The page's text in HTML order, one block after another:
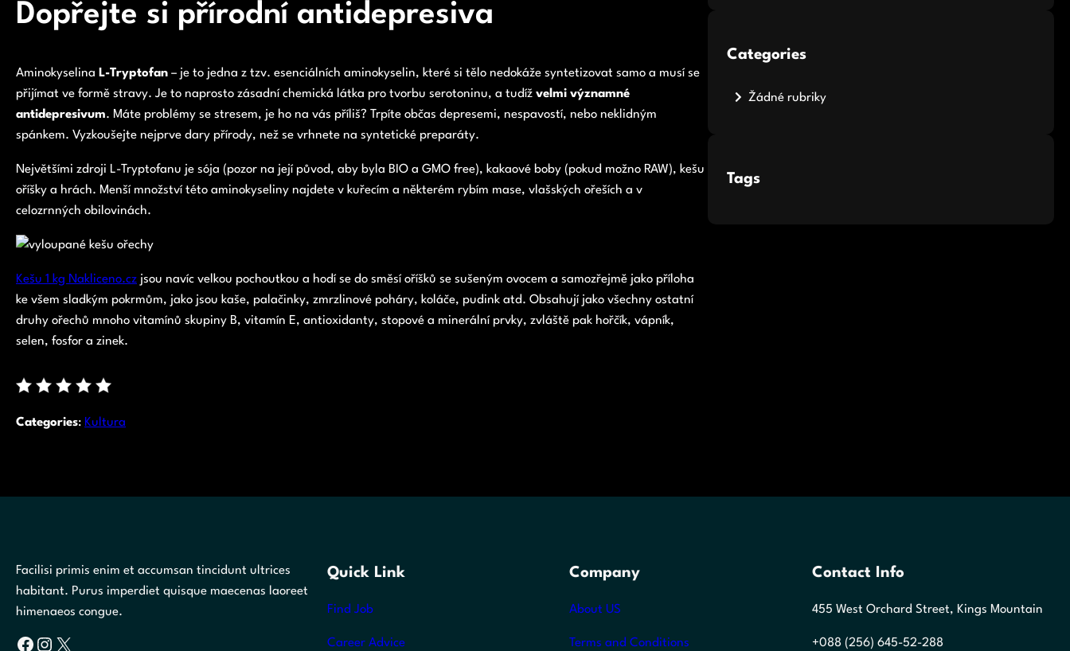
Dopřejte si přírodní antidepresiva
Aminokyselina L-Tryptofan – je to jedna z tzv. esenciálních aminokyselin, které si tělo nedokáže syntetizovat samo a musí se
přijímat ve formě stravy. Je to naprosto zásadní chemická látka pro tvorbu serotoninu, a tudíž velmi významné
antidepresivum. Máte problémy se stresem, je ho na vás příliš? Trpíte občas depresemi, nespavostí, nebo neklidným
spánkem. Vyzkoušejte nejprve dary přírody, než se vrhnete na syntetické preparáty.
Největšími zdroji L-Tryptofanu je sója (pozor na její původ, aby byla BIO a GMO free), kakaové boby (pokud možno RAW), kešu
oříšky a hrách. Menší množství této aminokyseliny najdete v kuřecím a některém rybím mase, vlašských ořeších a v
celozrnných obilovinách.
Kešu 1 kg Nakliceno.cz jsou navíc velkou pochoutkou a hodí se do směsí oříšků se sušeným ovocem a samozřejmě jako příloha
ke všem sladkým pokrmům, jako jsou kaše, palačinky, zmrzlinové poháry, koláče, pudink atd. Obsahují jako všechny ostatní
druhy ořechů mnoho vitamínů skupiny B, vitamín E, antioxidanty, stopové a minerální prvky, zvláště pak hořčík, vápník,
selen, fosfor a zinek.
Categories: Kultura
Categories
Žádné rubriky
Tags
Facilisi primis enim et accumsan tincidunt ultrices
habitant. Purus imperdiet quisque maecenas laoreet
himenaeos congue.
Facebook Instagram X
Quick Link
Find Job
Career Advice
Company
About US
Terms and Conditions
Contact Info
455 West Orchard Street, Kings Mountain
+088 (256) 645-52-288